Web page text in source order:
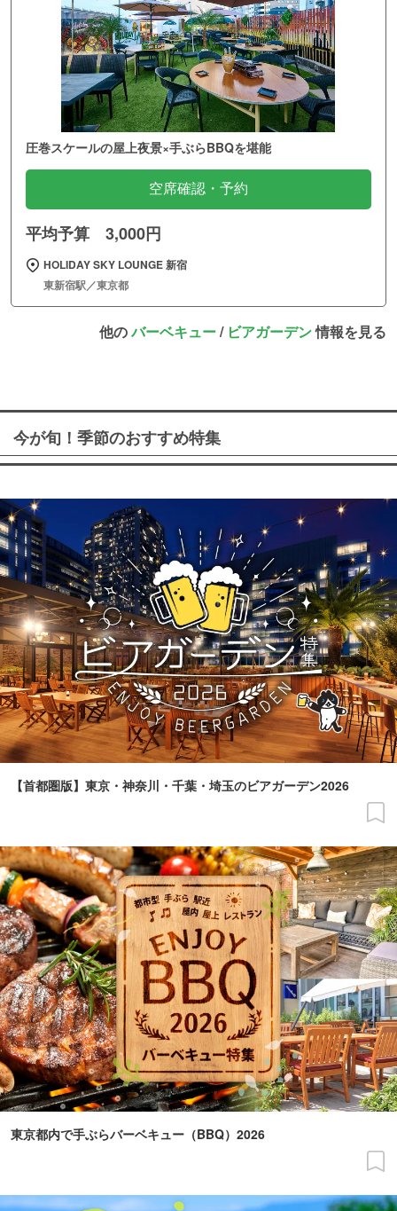
圧巻スケールの屋上夜景×手ぶらBBQを堪能
空席確認・予約
平均予算 3,000円
HOLIDAY SKY LOUNGE 新宿
東新宿駅／東京都
他のバーベキュー/ ビアガーデン情報を見る
今が旬！季節のおすすめ特集
【首都圏版】東京・神奈川・千葉・埼玉のビアガーデン2026
東京都内で手ぶらバーベキュー（BBQ）2026